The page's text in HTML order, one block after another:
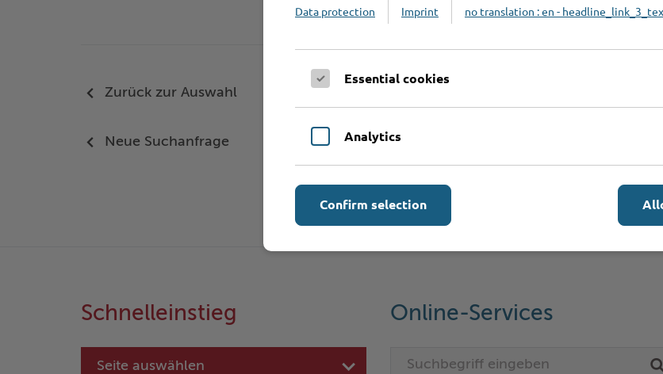
Zurück zur Auswahl
Neue Suchanfrage
Schnelleinstieg
Seite auswählen
Online-Services
Data protection Imprint no translation : en -
Essential cookies
Analytics
Confirm selection